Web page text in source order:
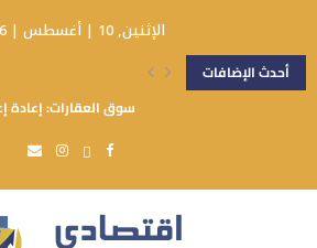
الإثنين, 10 | أغسطس | 2026
أحدث الإضافات
سوق العقارات: إعادة